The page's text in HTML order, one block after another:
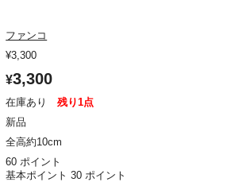
ファンコ
¥3,300
¥3,300
在庫あり
残り1点
新品
全高約10cm
60 ポイント
基本ポイント 30 ポイント